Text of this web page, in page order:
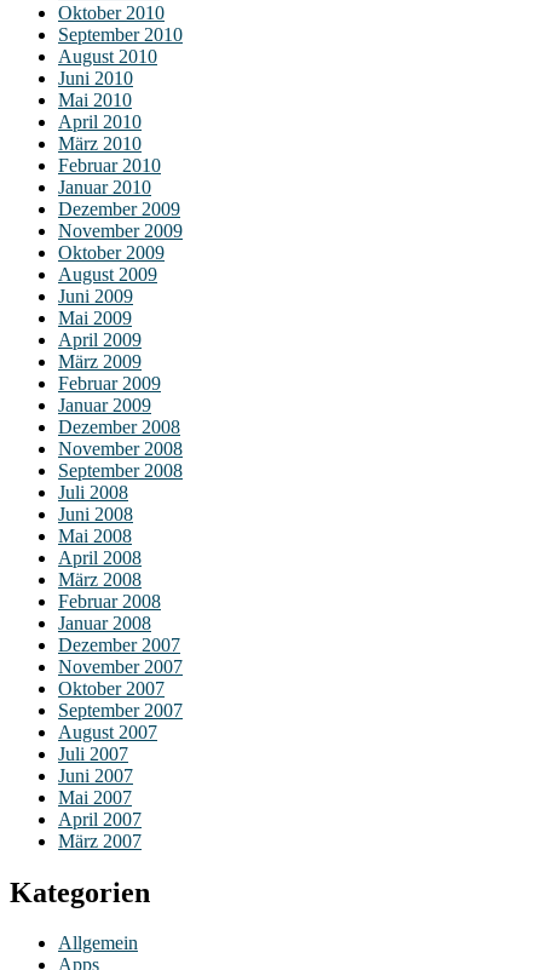
Oktober 2010
September 2010
August 2010
Juni 2010
Mai 2010
April 2010
März 2010
Februar 2010
Januar 2010
Dezember 2009
November 2009
Oktober 2009
August 2009
Juni 2009
Mai 2009
April 2009
März 2009
Februar 2009
Januar 2009
Dezember 2008
November 2008
September 2008
Juli 2008
Juni 2008
Mai 2008
April 2008
März 2008
Februar 2008
Januar 2008
Dezember 2007
November 2007
Oktober 2007
September 2007
August 2007
Juli 2007
Juni 2007
Mai 2007
April 2007
März 2007
Kategorien
Allgemein
Apps